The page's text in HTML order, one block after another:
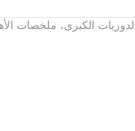
الدوريات الكبرى،